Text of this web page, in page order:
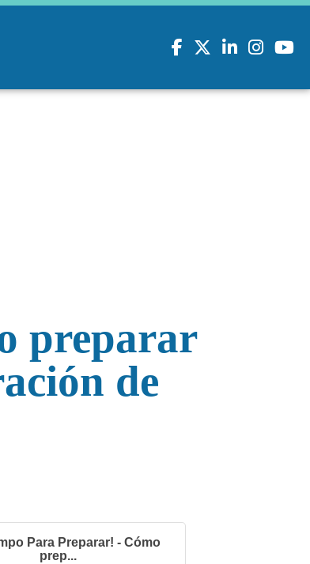
Facebook
TwitterLinkedInInstagram
preparar
de
Para Preparar! - Cómo
prep...